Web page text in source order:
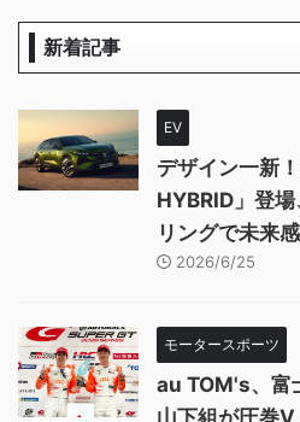
新着記事
EV
デザイン一新
HYBRID」登
リングで未来
2026/6/25
モータースポーツ
au TOM's、
山下組が圧巻V